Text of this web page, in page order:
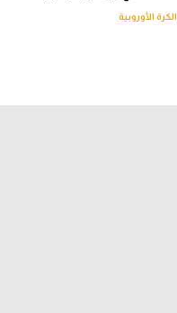
الكرة الأوروبية